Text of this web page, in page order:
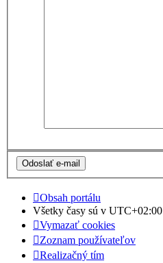
Obsah portálu
Všetky časy sú v UTC+02:00
Vymazať cookies
Zoznam používateľov
Realizačný tím